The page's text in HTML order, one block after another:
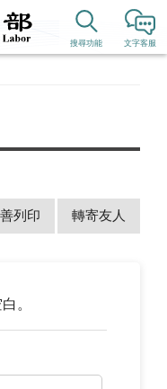
文字客服
搜尋功能
就業保險
列印 轉寄友人
。